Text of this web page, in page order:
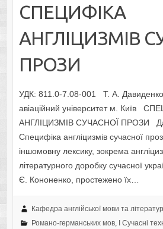
СПЕЦИФІКА
АНГЛІЦИЗМІВ
ПРОЗИ
УДК: 811.0-7.08-001 Т. А.
авіаційний університет м. Київ
АНГЛІЦИЗМІВ СУЧАСНОЇ ПРОЗИ
Специфіка англіцизмів сучасної
іншомовну лексику, зокрема
літературного доробку сучасної
Є. Кононенко, простежено їх…
Кафедра англійської мови та
Романо-германських мов, I Cучасні